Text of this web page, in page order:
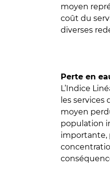
moyen
coût du
diverses
Perte en
L’Indice
les services
moyen
population
importante,